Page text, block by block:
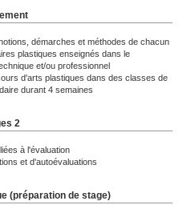
démarches et méthodes de chacun
plastiques enseignés dans le
et/ou professionnel
d'arts plastiques dans des classes de
durant 4 semaines
2
à l'évaluation
et d'autoévaluations
(préparation de stage)